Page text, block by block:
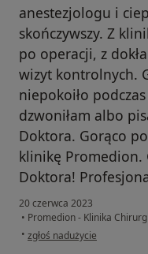
anestezjologu i
skończywszy. Z
po operacji, z
wizyt kontrolnych.
niepokoiło
dzwoniłam albo
Doktora. Gorąco
klinikę Promedion.
Doktora!
20 czerwca 2023
• Promedion - Klinika
• w opinii użytkownika Monika
zgłoś nadużycie